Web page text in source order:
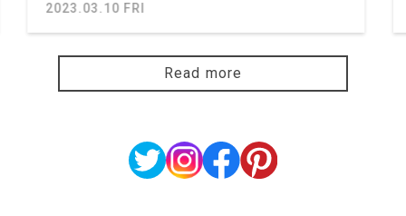
2023.03.10 FRI
Read more